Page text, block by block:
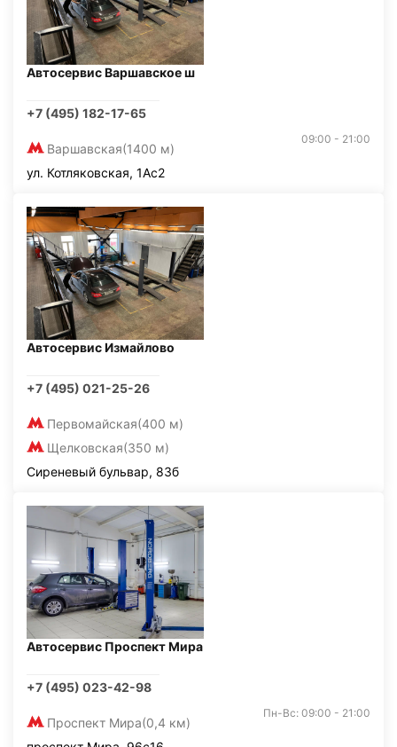
Автосервис Варшавское ш
+7 (495) 182-17-65
Варшавская(1400 м)
09:00 - 21:00
ул. Котляковская, 1Ас2
Автосервис Измайлово
+7 (495) 021-25-26
Первомайская(400 м)
Щелковская(350 м)
Сиреневый бульвар, 83б
Автосервис Проспект Мира
+7 (495) 023-42-98
Проспект Мира(0,4 км)
Пн-Вс: 09:00 - 21:00